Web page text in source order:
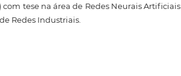
com tese na área de Redes Neurais Artificiais
Redes Industriais.